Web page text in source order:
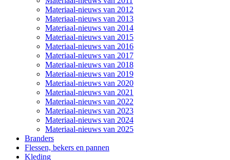
Materiaal-nieuws van 2012
Materiaal-nieuws van 2013
Materiaal-nieuws van 2014
Materiaal-nieuws van 2015
Materiaal-nieuws van 2016
Materiaal-nieuws van 2017
Materiaal-nieuws van 2018
Materiaal-nieuws van 2019
Materiaal-nieuws van 2020
Materiaal-nieuws van 2021
Materiaal-nieuws van 2022
Materiaal-nieuws van 2023
Materiaal-nieuws van 2024
Materiaal-nieuws van 2025
Branders
Flessen, bekers en pannen
Kleding